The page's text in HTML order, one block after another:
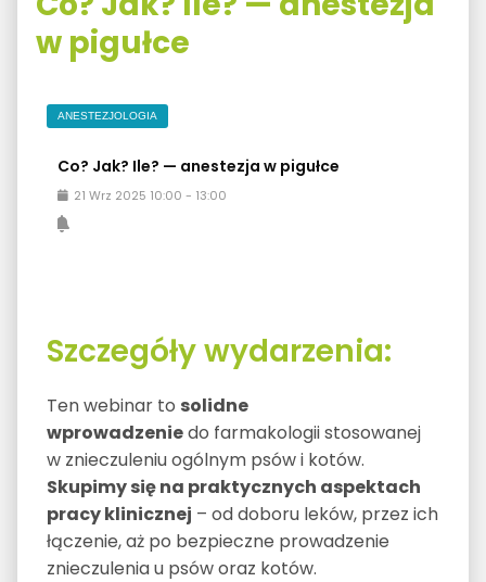
w pigułce
ANESTEZJOLOGIA
Co? Jak? Ile? — anestezja w pigułce
21 Wrz 2025 10:00 - 13:00
Szczegóły wydarzenia:
Ten webinar to solidne
wprowadzeniedo farmakologii stosowanej
w znieczuleniu ogólnym psów i kotów.
Skupimy się na praktycznych aspektach
pracy klinicznej – od doboru leków, przez ich
łączenie, aż po bezpieczne prowadzenie
znieczulenia u psów oraz kotów.